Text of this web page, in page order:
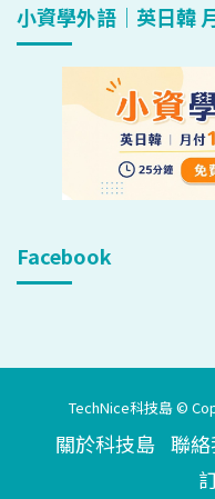
小資學外語｜英日韓
Facebook
TechNice科技島 ©
關於科技島 聯